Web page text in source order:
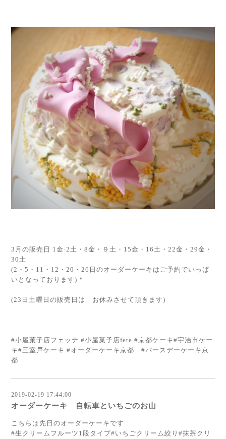
3月の販売日 1金·2土・8金・９土・15金・16土・22金・29金・
30土
(2・5・11・12・20・26日のオーダーケーキはご予約でいっぱ
いとなっております) *
(23日土曜日の販売日は お休みさせて頂きます)
#小屋菓子店フェッテ #小屋菓子店fete #京都ケーキ#宇治市ケー
キ#三室戸ケーキ #オーダーケーキ京都 #バースデーケーキ京
都
2019-02-19 17:44:00
オーダーケーキ 自転車といちごのお山
こちらは先日のオーダーケーキです
#生クリームフルーツ1段タイプ#いちごクリーム絞り#抹茶クリ